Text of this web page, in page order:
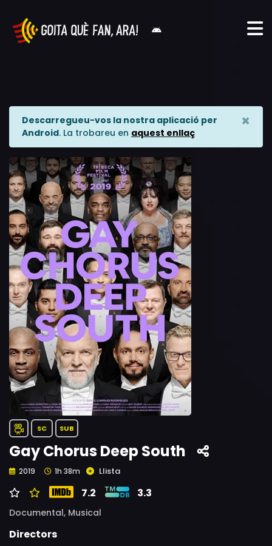
Descarregueu-vos la nostra aplicació per
Android. La trobareu en aquest enllaç
×
SC SUB
Gay Chorus Deep South
2019 1h 38m Llista
7.2 3.3
Documental, Musical
Directors